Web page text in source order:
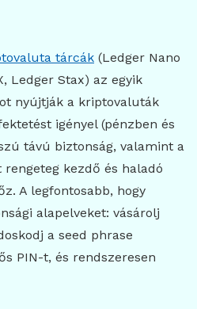
tárcák (Ledger Nano
Ledger Stax) az egyik
nyújtják a kriptovaluták
igényel (pénzben és
távú biztonság, valamint a
kezdő és haladó
A legfontosabb, hogy
alapelveket: vásárolj
a seed phrase
PIN-t, és rendszeresen